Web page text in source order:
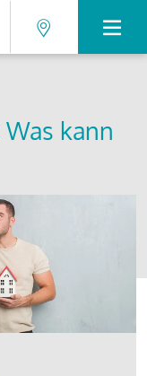
Was kann